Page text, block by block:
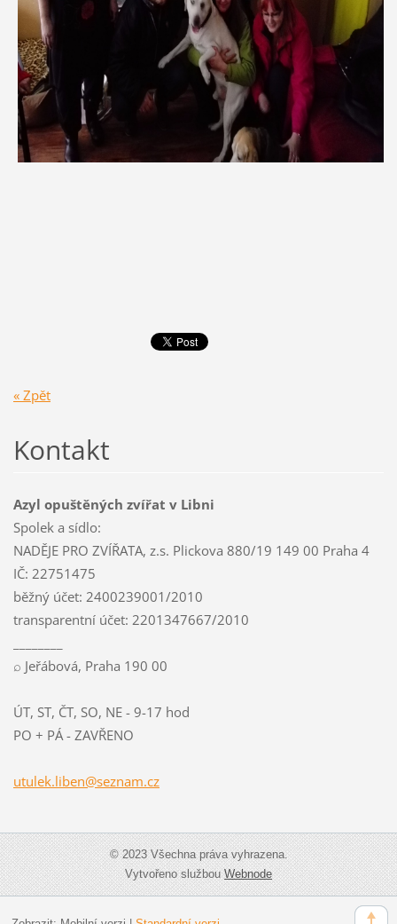
« Zpět
Kontakt
Azyl opuštěných zvířat v Libni
Spolek a sídlo:
NADĚJE PRO ZVÍŘATA, z.s. Plickova 880/19 149 00 Praha 4
IČ: 22751475
běžný účet: 2400239001/2010
transparentní účet: 2201347667/2010
⌕ Jeřábová, Praha 190 00
ÚT, ST, ČT, SO, NE - 9-17 hod
PO + PÁ - ZAVŘENO
utulek.liben@seznam.cz
© 2023 Všechna práva vyhrazena.
Vytvořeno službouWebnode